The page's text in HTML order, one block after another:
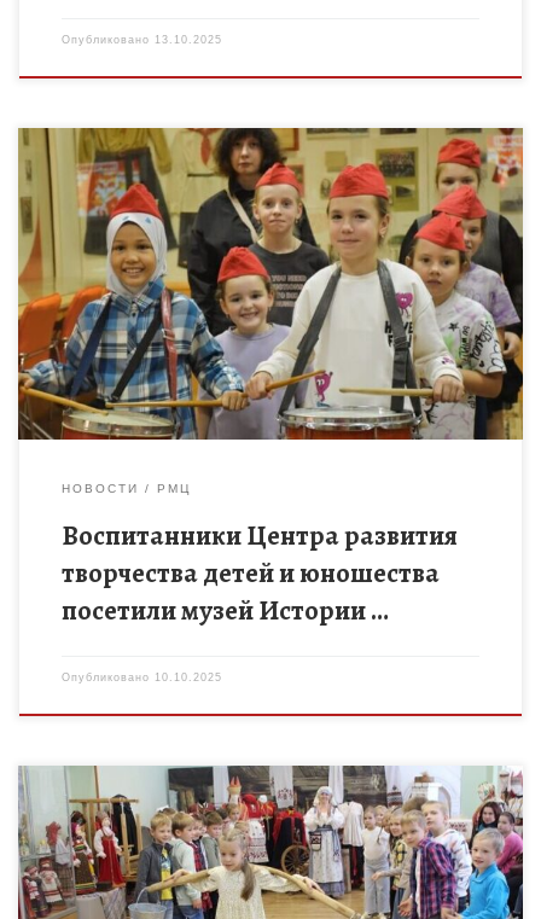
Опубликовано 13.10.2025
Воспитанники Центра интеллектуального и творческого
развития ребёнка «УникУМ», а также юные инженеры и
программисты, занимающиеся по направлениям анимации и
робототехники в Центре творчества детей и […]
НОВОСТИ РМЦ
Воспитанники Центра развития
творчества детей и юношества
посетили музей Истории …
Опубликовано 10.10.2025
8 октября 2025 года в день работников дополнительного
образования учащиеся 1 класса МАОУ «Лицей №6» приняли